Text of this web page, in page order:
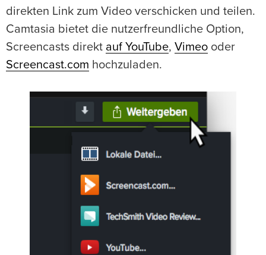
direkten Link zum Video verschicken und teilen.
Camtasia bietet die nutzerfreundliche Option,
Screencasts direkt auf YouTube, Vimeo oder
Screencast.com hochzuladen.